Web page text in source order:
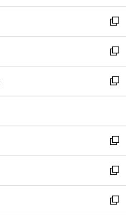
開
く
ウ
で
開
く
ン
ド
ウ
で
開
く
ウ
ィ
ン
ド
ウ
で
開
し
い
ウ
ィ
ン
ド
ウ
開
く
新
し
い
ウ
ィ
ン
ウ
で
開
く
新
し
い
ウ
ン
ド
ウ
で
開
く
新
し
ウ
ィ
ン
ド
ウ
で
新
し
い
ウ
ィ
新
し
い
新